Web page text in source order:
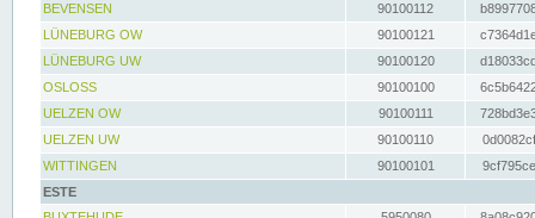
BEVENSEN
90100112
LÜNEBURG OW
90100121
LÜNEBURG UW
90100120
OSLOSS
90100100
UELZEN OW
90100111
UELZEN UW
90100110
WITTINGEN
90100101
ESTE